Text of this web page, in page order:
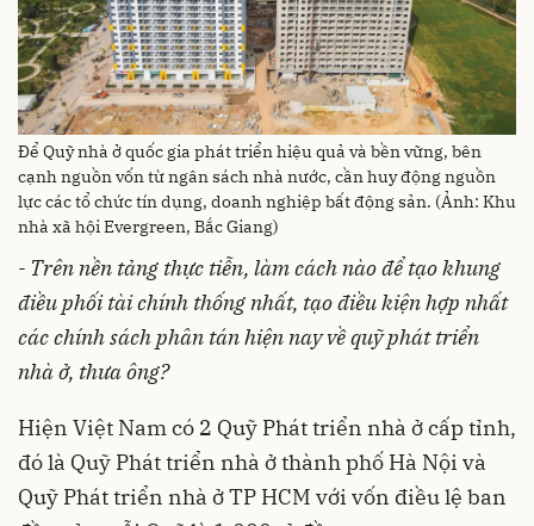
Để Quỹ nhà ở quốc gia phát triển hiệu quả và bền vững, bên
cạnh nguồn vốn từ ngân sách nhà nước, cần huy động nguồn
lực các tổ chức tín dụng, doanh nghiệp bất động sản. (Ảnh: Khu
nhà xã hội Evergreen, Bắc Giang)
- Trên nền tảng thực tiễn, làm cách nào để tạo khung
điều phối tài chính thống nhất, tạo điều kiện hợp nhất
các chính sách phân tán hiện nay về quỹ phát triển
nhà ở, thưa ông?
Hiện Việt Nam có 2 Quỹ Phát triển nhà ở cấp tỉnh,
đó là Quỹ Phát triển nhà ở thành phố Hà Nội và
Quỹ Phát triển nhà ở TP HCM với vốn điều lệ ban